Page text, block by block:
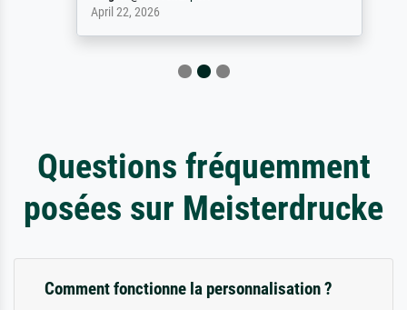
April 22, 2026
Questions fréquemment
posées sur Meisterdrucke
Comment fonctionne la personnalisation ?